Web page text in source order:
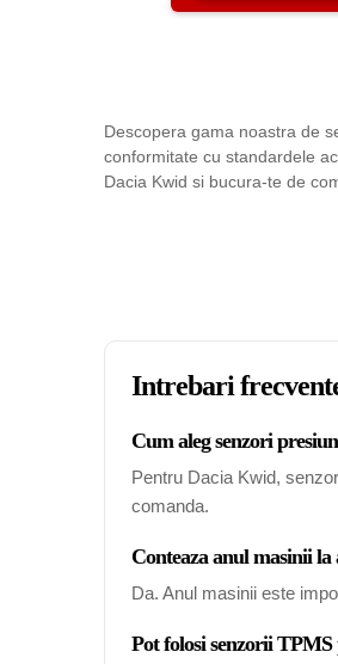
Descopera gama noastra de
conformitate cu standardele
Dacia Kwid si bucura-te de
Intrebari
Cum aleg senzori
Pentru Dacia Kwid,
comanda.
Conteaza anul masinii
Da. Anul masinii este
Pot folosi senzorii